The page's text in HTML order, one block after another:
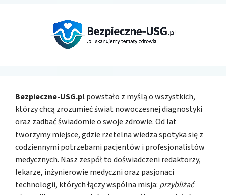
Bezpieczne-USG.plpowstało z myślą o wszystkich,
którzy chcą zrozumieć świat nowoczesnej diagnostyki
oraz zadbać świadomie o swoje zdrowie. Od lat
tworzymy miejsce, gdzie rzetelna wiedza spotyka się z
codziennymi potrzebami pacjentów i profesjonalistów
medycznych. Nasz zespół to doświadczeni redaktorzy,
lekarze, inżynierowie medyczni oraz pasjonaci
technologii, których łączy wspólna misja: przybliżać